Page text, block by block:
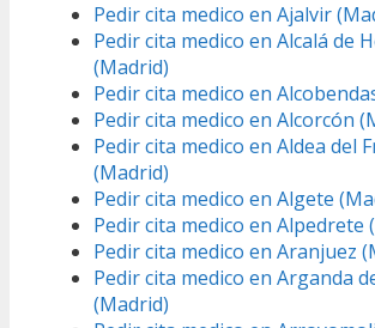
Pedir cita medico en Ajalvir
Pedir cita medico en Alcalá de
(Madrid)
Pedir cita medico en
Pedir cita medico en Alcorcón
Pedir cita medico en Aldea del
(Madrid)
Pedir cita medico en Algete
Pedir cita medico en Alpedrete
Pedir cita medico en Aranjuez
Pedir cita medico en Arganda
(Madrid)